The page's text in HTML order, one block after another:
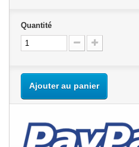
Quantité
Ajouter au panier